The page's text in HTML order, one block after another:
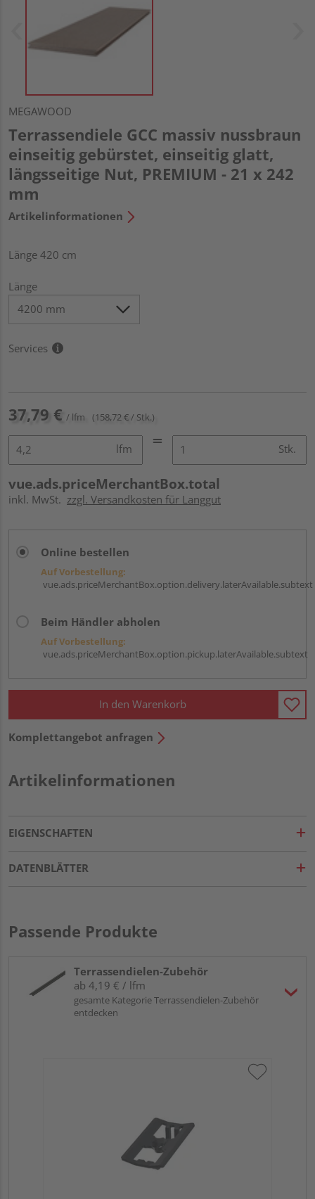
MEGAWOOD
Terrassendiele GCC massiv nussbraun
einseitig gebürstet, einseitig glatt,
längsseitige Nut, PREMIUM - 21 x 242
mm
Artikelinformationen
Länge 420 cm
Länge
Services
37,79 € / lfm (158,72 € / Stk.)
lfm Stk.
vue.ads.priceMerchantBox.total
inkl. MwSt. zzgl. Versandkosten für Langgut
Online bestellen
Auf Vorbestellung:
vue.ads.priceMerchantBox.option.delivery.laterAvailable.subtext
Beim Händler abholen
Auf Vorbestellung:
vue.ads.priceMerchantBox.option.pickup.laterAvailable.subtext
In den Warenkorb
Komplettangebot anfragen
Artikelinformationen
EIGENSCHAFTEN
DATENBLÄTTER
Passende Produkte
Terrassendielen-Zubehör
ab 4,19 € / lfm
gesamte Kategorie Terrassendielen-Zubehör
entdecken